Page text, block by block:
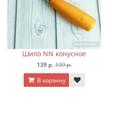
Шило NN конусное
139 р.199 р.
В корзину